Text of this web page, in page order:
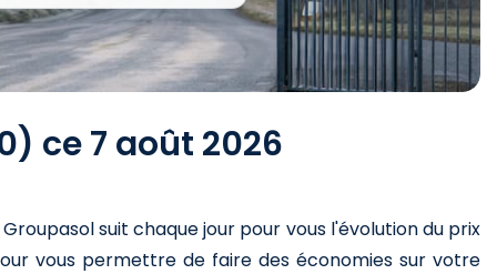
ce 7 août 2026
Groupasol suit chaque jour pour vous l'évolution du prix
vous permettre de faire des économies sur votre